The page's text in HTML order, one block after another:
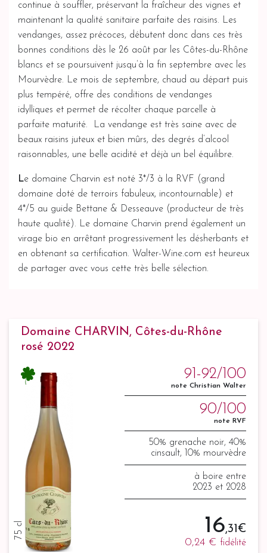
continue à souffler, préservant la fraîcheur des vignes et
maintenant la qualité sanitaire parfaite des raisins. Les
vendanges, assez précoces, débutent donc dans ces très
bonnes conditions dès le 26 août par les Côtes-du-Rhône
blancs et se poursuivent jusqu’à la fin septembre avec les
Mourvèdre. Le mois de septembre, chaud au départ puis
plus tempéré, offre des conditions de vendanges
idylliques et permet de récolter chaque parcelle à
parfaite maturité. La vendange est très saine avec de
beaux raisins juteux et bien mûrs, des degrés d’alcool
raisonnables, une belle acidité et déjà un bel équilibre.
Le domaine Charvin est noté 3*/3 à la RVF (grand
domaine doté de terroirs fabuleux, incontournable) et
4*/5 au guide Bettane & Desseauve (producteur de très
haute qualité). Le domaine Charvin prend également un
virage bio en arrêtant progressivement les désherbants et
en obtenant sa certification. Walter-Wine.com est heureux
de partager avec vous cette très belle sélection.
Domaine CHARVIN, Côtes-du-Rhône
rosé 2022
75 cl
91-92/100
note Christian Walter
90/100
note RVF
50% grenache noir, 40%
cinsault, 10% mourvèdre
à boire entre
2023 et 2028
16,31 €
0,24 € fidélité